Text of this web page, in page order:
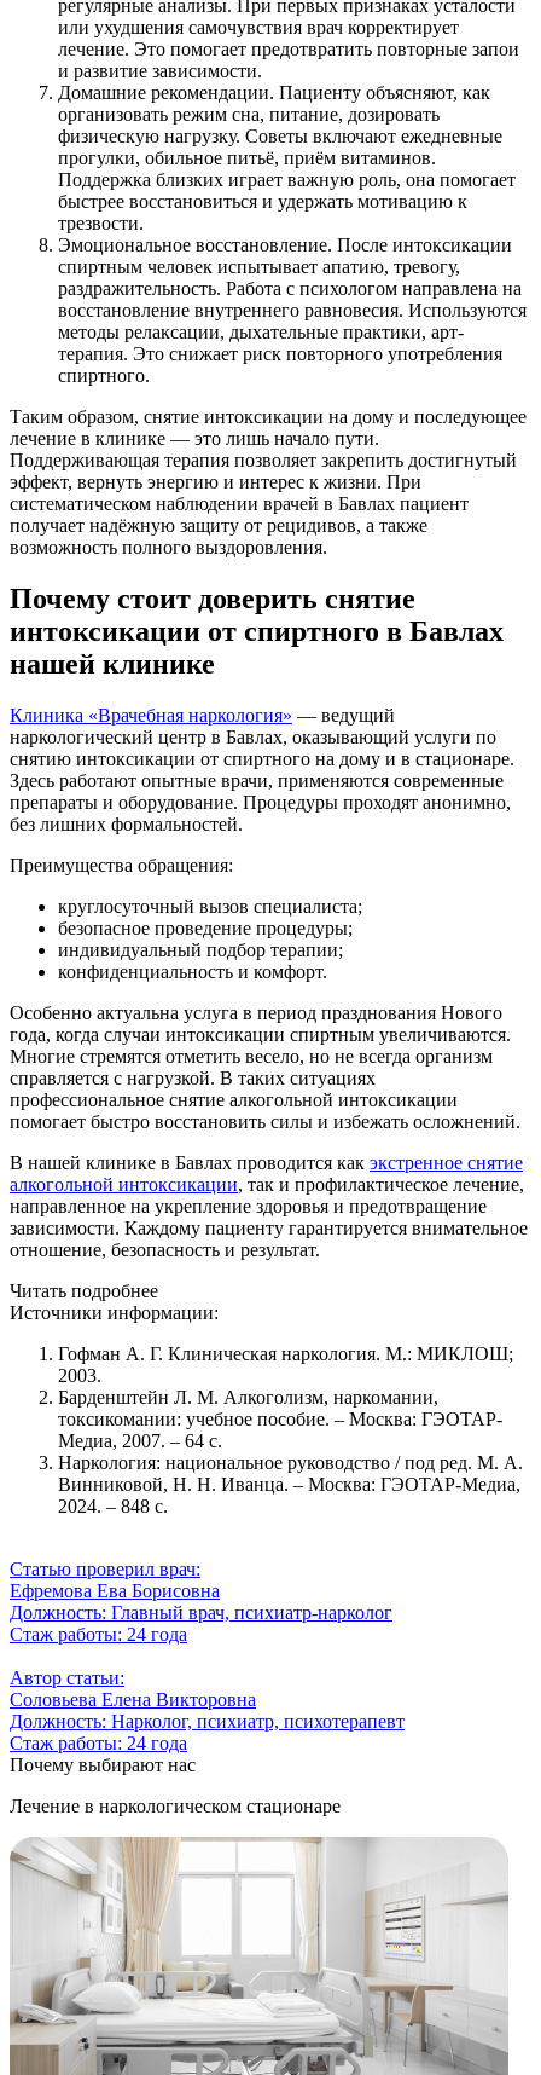
регулярные анализы. При первых признаках усталости
или ухудшения самочувствия врач корректирует
лечение. Это помогает предотвратить повторные запои
и развитие зависимости.
Домашние рекомендации. Пациенту объясняют, как
организовать режим сна, питание, дозировать
физическую нагрузку. Советы включают ежедневные
прогулки, обильное питьё, приём витаминов.
Поддержка близких играет важную роль, она помогает
быстрее восстановиться и удержать мотивацию к
трезвости.
Эмоциональное восстановление. После интоксикации
спиртным человек испытывает апатию, тревогу,
раздражительность. Работа с психологом направлена на
восстановление внутреннего равновесия. Используются
методы релаксации, дыхательные практики, арт-
терапия. Это снижает риск повторного употребления
спиртного.
Таким образом, снятие интоксикации на дому и последующее
лечение в клинике — это лишь начало пути.
Поддерживающая терапия позволяет закрепить достигнутый
эффект, вернуть энергию и интерес к жизни. При
систематическом наблюдении врачей в Бавлах пациент
получает надёжную защиту от рецидивов, а также
возможность полного выздоровления.
Почему стоит доверить снятие
интоксикации от спиртного в Бавлах
нашей клинике
Клиника «Врачебная наркология» — ведущий
наркологический центр в Бавлах, оказывающий услуги по
снятию интоксикации от спиртного на дому и в стационаре.
Здесь работают опытные врачи, применяются современные
препараты и оборудование. Процедуры проходят анонимно,
без лишних формальностей.
Преимущества обращения:
круглосуточный вызов специалиста;
безопасное проведение процедуры;
индивидуальный подбор терапии;
конфиденциальность и комфорт.
Особенно актуальна услуга в период празднования Нового
года, когда случаи интоксикации спиртным увеличиваются.
Многие стремятся отметить весело, но не всегда организм
справляется с нагрузкой. В таких ситуациях
профессиональное снятие алкогольной интоксикации
помогает быстро восстановить силы и избежать осложнений.
В нашей клинике в Бавлах проводится как экстренное снятие
алкогольной интоксикации, так и профилактическое лечение,
направленное на укрепление здоровья и предотвращение
зависимости. Каждому пациенту гарантируется внимательное
отношение, безопасность и результат.
Читать подробнее
Источники информации:
Гофман А. Г. Клиническая наркология. М.: МИКЛОШ;
2003.
Барденштейн Л. М. Алкоголизм, наркомании,
токсикомании: учебное пособие. – Москва: ГЭОТАР-
Медиа, 2007. – 64 с.
Наркология: национальное руководство / под ред. М. А.
Винниковой, Н. Н. Иванца. – Москва: ГЭОТАР-Медиа,
2024. – 848 с.
Статью проверил врач:
Ефремова Ева Борисовна
Должность: Главный врач, психиатр-нарколог
Стаж работы: 24 года
Автор статьи:
Соловьева Елена Викторовна
Должность: Нарколог, психиатр, психотерапевт
Стаж работы: 24 года
Почему выбирают нас
Лечение в наркологическом стационаре